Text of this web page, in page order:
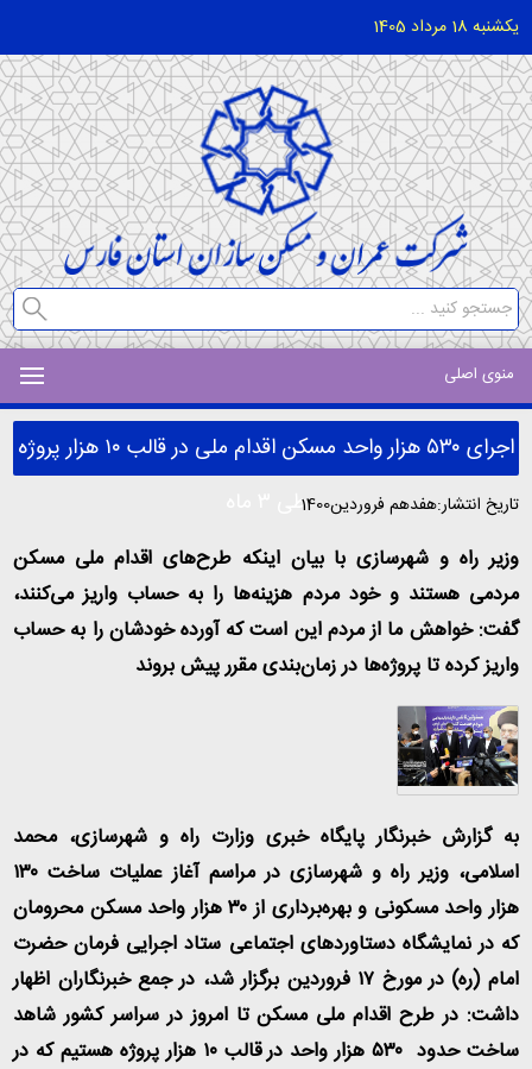
یکشنبه 18 مرداد 1405
منوی اصلی
اجرای ۵۳۰ هزار واحد مسکن اقدام ملی در قالب ۱۰ هزار پروژه
طی ۳ ماه
تاریخ انتشار:هفدهم فروردین1400
وزیر راه و شهرسازی با بیان اینکه طرح‌های اقدام ملی مسکن
مردمی هستند و خود مردم هزینه‌ها را به حساب واریز می‌کنند،
گفت: خواهش ما از مردم این است که آورده خودشان را به حساب
واریز کرده تا پروژه‌ها در زمان‌بندی مقرر پیش بروند
به گزارش خبرنگار پایگاه خبری وزارت راه و شهرسازی، محمد
اسلامی، وزیر راه و شهرسازی در مراسم آغاز عملیات ساخت ۱۳۰
هزار واحد مسکونی و بهره‌برداری از ۳۰ هزار واحد مسکن محرومان
که در نمایشگاه دستاوردهای اجتماعی ستاد اجرایی فرمان حضرت
امام (ره) در مورخ ۱۷ فروردین برگزار شد، در جمع خبرنگاران اظهار
داشت: در طرح اقدام ملی مسکن تا امروز در سراسر کشور شاهد
ساخت حدود ۵۳۰ هزار واحد در قالب ۱۰ هزار پروژه هستیم که در